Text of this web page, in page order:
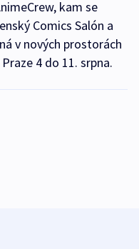
kam se
Comics Salón a
v nových prostorách
4 do 11. srpna.